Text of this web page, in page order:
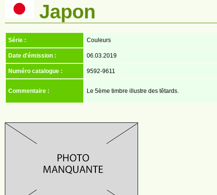
Japon
Série : Couleurs
Date d'émission : 06.03.2019
Numéro catalogue : 9592-9611
Commentaire : Le 5ème timbre illustre des têtards.